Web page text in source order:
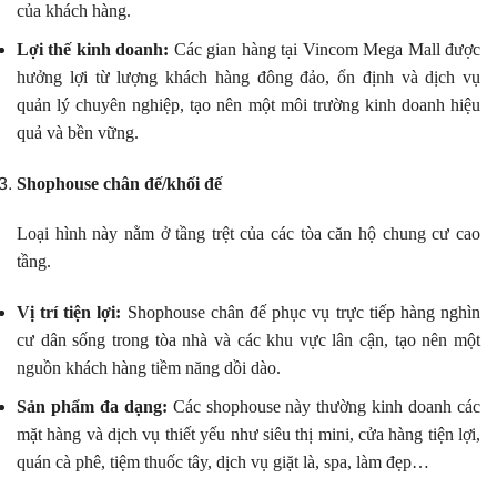
của khách hàng.
Lợi thế kinh doanh: Các gian hàng tại Vincom Mega Mall được
hưởng lợi từ lượng khách hàng đông đảo, ổn định và dịch vụ
quản lý chuyên nghiệp, tạo nên một môi trường kinh doanh hiệu
quả và bền vững.
Shophouse chân đế/khối đế
Loại hình này nằm ở tầng trệt của các tòa căn hộ chung cư cao
tầng.
Vị trí tiện lợi: Shophouse chân đế phục vụ trực tiếp hàng nghìn
cư dân sống trong tòa nhà và các khu vực lân cận, tạo nên một
nguồn khách hàng tiềm năng dồi dào.
Sản phẩm đa dạng: Các shophouse này thường kinh doanh các
mặt hàng và dịch vụ thiết yếu như siêu thị mini, cửa hàng tiện lợi,
quán cà phê, tiệm thuốc tây, dịch vụ giặt là, spa, làm đẹp…